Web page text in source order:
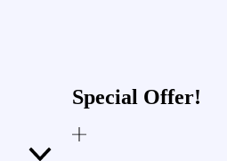
Special Offer!